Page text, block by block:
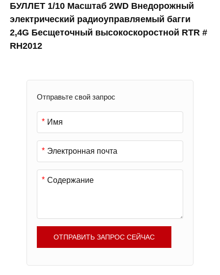
Отправьте свой запрос
*
*
*
ОТПРАВИТЬ ЗАПРОС СЕЙЧАС
БУЛЛЕТ 1/10 Масштаб 2WD Внедорожный
электрический радиоуправляемый багги
2,4G Бесщеточный высокоскоростной RTR #
RH2012